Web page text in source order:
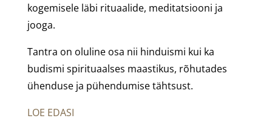
kogemisele läbi rituaalide, meditatsiooni ja
jooga.
Tantra on oluline osa nii hinduismi kui ka
budismi spirituaalses maastikus, rõhutades
ühenduse ja pühendumise tähtsust.
LOE EDASI